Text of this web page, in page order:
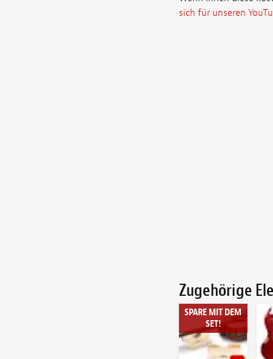
sich für unseren
Zugehörige
SPARE MIT DEM
SET!